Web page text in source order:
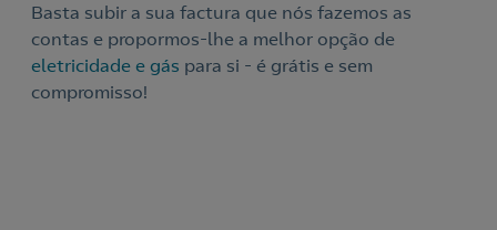
Basta subir a sua factura que nós fazemos as
contas e propormos-lhe a melhor opção de
eletricidade e gás para si - é grátis e sem
compromisso!